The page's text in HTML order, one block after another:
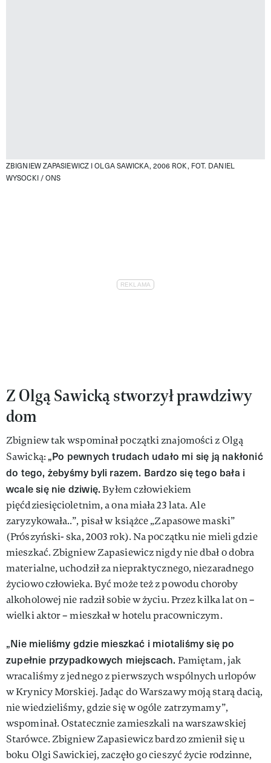
ZBIGNIEW ZAPASIEWICZ I OLGA SAWICKA, 2006 ROK, FOT. DANIEL
WYSOCKI / ONS
Z Olgą Sawicką stworzył prawdziwy
dom
Zbigniew tak wspominał początki znajomości z Olgą
Sawicką: „Po pewnych trudach udało mi się ją nakłonić
do tego, żebyśmy byli razem. Bardzo się tego bała i
wcale się nie dziwię.Byłem człowiekiem
pięćdziesięcioletnim, a ona miała 23 lata. Ale
zaryzykowała..”, pisał w książce „Zapasowe maski”
(Prószyński- ska, 2003 rok). Na początku nie mieli gdzie
mieszkać. Zbigniew Zapasiewicz nigdy nie dbał o dobra
materialne, uchodził za niepraktycznego, niezaradnego
życiowo człowieka. Być może też z powodu choroby
alkoholowej nie radził sobie w życiu. Przez kilka lat on –
wielki aktor – mieszkał w hotelu pracowniczym.
„Nie mieliśmy gdzie mieszkać i miotaliśmy się po
zupełnie przypadkowych miejscach. Pamiętam, jak
wracaliśmy z jednego z pierwszych wspólnych urlopów
w Krynicy Morskiej. Jadąc do Warszawy moją starą dacią,
nie wiedzieliśmy, gdzie się w ogóle zatrzymamy”,
wspominał. Ostatecznie zamieszkali na warszawskiej
Starówce. Zbigniew Zapasiewicz bardzo zmienił się u
boku Olgi Sawickiej, zaczęło go cieszyć życie rodzinne,